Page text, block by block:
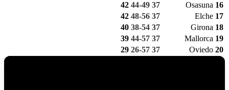
16
Osasuna
37
44-49
42
17
Elche
37
48-56
42
18
Girona
37
38-54
40
19
Mallorca
37
44-57
39
20
Oviedo
37
26-57
29